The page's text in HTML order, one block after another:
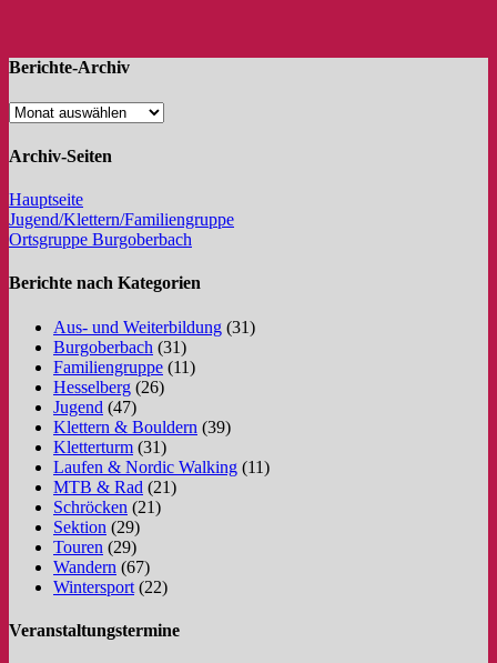
Berichte-Archiv
Archiv-Seiten
Hauptseite
Jugend/Klettern/Familiengruppe
Ortsgruppe Burgoberbach
Berichte nach Kategorien
Aus- und Weiterbildung (31)
Burgoberbach (31)
Familiengruppe (11)
Hesselberg (26)
Jugend (47)
Klettern & Bouldern (39)
Kletterturm (31)
Laufen & Nordic Walking (11)
MTB & Rad (21)
Schröcken (21)
Sektion (29)
Touren (29)
Wandern (67)
Wintersport (22)
Veranstaltungstermine